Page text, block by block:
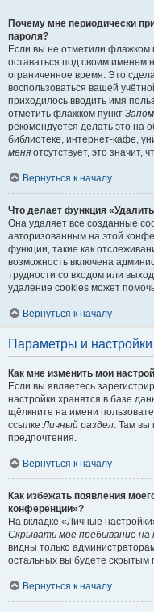
Почему мне периодически
пароля?
Если вы не отметили флажком
оставаться под своим именем
ограниченное время. Это
воспользоваться вашей
приходилось вводить имя
отметить флажком пункт
рекомендуется делать это на
библиотеке, интернет-кафе,
меня отсутствует, это значит,
Вернуться к началу
Что делает функция
Она удаляет все созданные
авторизованным на этой
функции, такие как
возможность включена
трудности со входом или
удаление cookies может
Вернуться к началу
Параметры и настройки
Как мне изменить мои
Если вы являетесь
настройки хранятся в базе
щёлкните на имени
ссылкеЛичный раздел. Там вы
предпочтения.
Вернуться к началу
Как избежать появления
конференции»?
На вкладке «Личные
Скрывать моё пребывание на
видны только
остальных вы будете скрытым
Вернуться к началу